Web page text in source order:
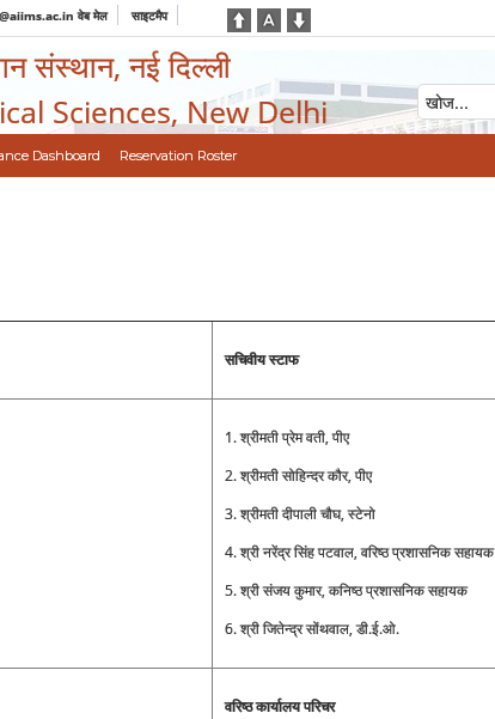
@aiims.ac.in वेब मेल साइटमैप
संस्थान, नई दिल्ली
Sciences, New Delhi
Dashboard Reservation Roster
सचिवीय स्टाफ
1. श्रीमती प्रेम वती, पीए
2. श्रीमती सोहिन्दर कौर, पीए
3. श्रीमती दीपाली चौघ, स्टेनो
4. श्री नरेंद्र सिंह पटवाल, वरिष्ठ प्रशासनिक सहायक
5. श्री संजय कुमार, कनिष्ठ प्रशासनिक सहायक
6. श्री जितेन्द्र सोंथवाल, डी.ई.ओ.
वरिष्ठ कार्यालय परिचर